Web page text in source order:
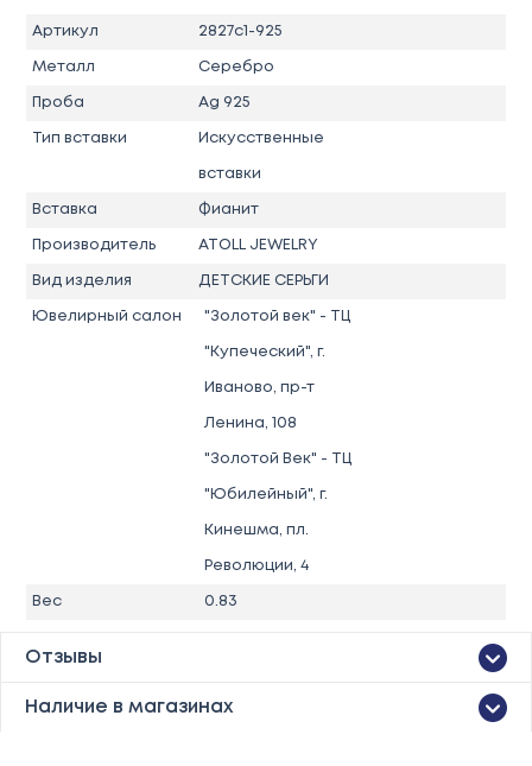
Артикул 2827с1-925
Металл Серебро
Проба Ag 925
Тип вставки Искусственные
вставки
Вставка Фианит
Производитель ATOLL JEWELRY
Вид изделия ДЕТСКИЕ СЕРЬГИ
Ювелирный салон "Золотой век" - ТЦ
"Купеческий", г.
Иваново, пр-т
Ленина, 108
"Золотой Век" - ТЦ
"Юбилейный", г.
Кинешма, пл.
Революции, 4
Вес 0.83
Отзывы
Наличие в магазинах